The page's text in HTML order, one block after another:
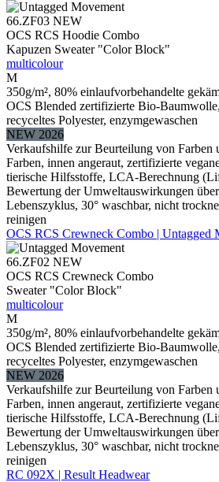
66.ZF03 NEW
OCS RCS Hoodie Combo
Kapuzen Sweater "Color Block"
multicolour
M
350g/m², 80% einlaufvorbehandelte
OCS Blended zertifizierte Bio-
recyceltes Polyester, enzymgewaschen
NEW 2026
Verkaufshilfe zur Beurteilung von Farben
Farben, innen angeraut, zertifizierte
tierische Hilfsstoffe, LCA-Berechnung
Bewertung der Umweltauswirkungen über
Lebenszyklus, 30° waschbar, nicht
reinigen
OCS RCS Crewneck Combo | Untagged
66.ZF02 NEW
OCS RCS Crewneck Combo
Sweater "Color Block"
multicolour
M
350g/m², 80% einlaufvorbehandelte
OCS Blended zertifizierte Bio-
recyceltes Polyester, enzymgewaschen
NEW 2026
Verkaufshilfe zur Beurteilung von Farben
Farben, innen angeraut, zertifizierte
tierische Hilfsstoffe, LCA-Berechnung
Bewertung der Umweltauswirkungen über
Lebenszyklus, 30° waschbar, nicht
reinigen
RC 092X | Result Headwear